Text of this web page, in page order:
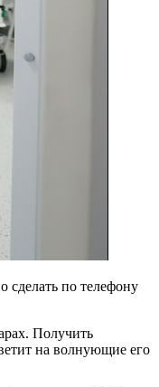
сделать по телефону
Получить
на волнующие его